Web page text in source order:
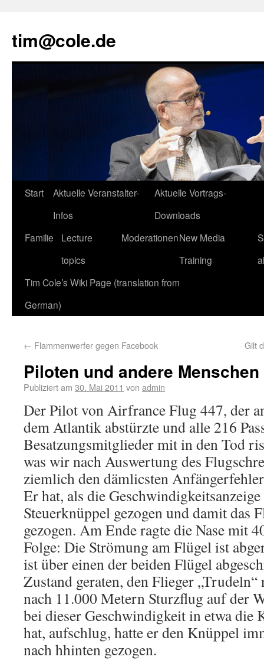
tim@cole.de
Start
Aktuelle Veranstalter-
Infos
Aktuelle Vortrags-
Downloads
Familie
Lecture
topics
ModerationenNew Media
Training
Tim Cole’s Wiki Page (translation from
German)
← Flammenwerfer gegen Facebook Gilt
Piloten und andere Menschen
Publiziert am 30. Mai 2011 von admin
Der Pilot von Airfrance Flug 447, der
dem Atlantik abstürzte und alle 216
Besatzungsmitglieder mit in den Tod
was wir nach Auswertung des
ziemlich den dämlicsten
Er hat, als die
Steuerknüppel gezogen und damit das
gezogen. Am Ende ragte die Nase mit
Folge: Die Strömung am Flügel ist
ist über einen der beiden Flügel
Zustand geraten, den Flieger
nach 11.000 Metern Sturzflug auf der
bei dieser Geschwindigkeit in etwa die
hat, aufschlug, hatte er den Knüppel
nach hhinten gezogen.